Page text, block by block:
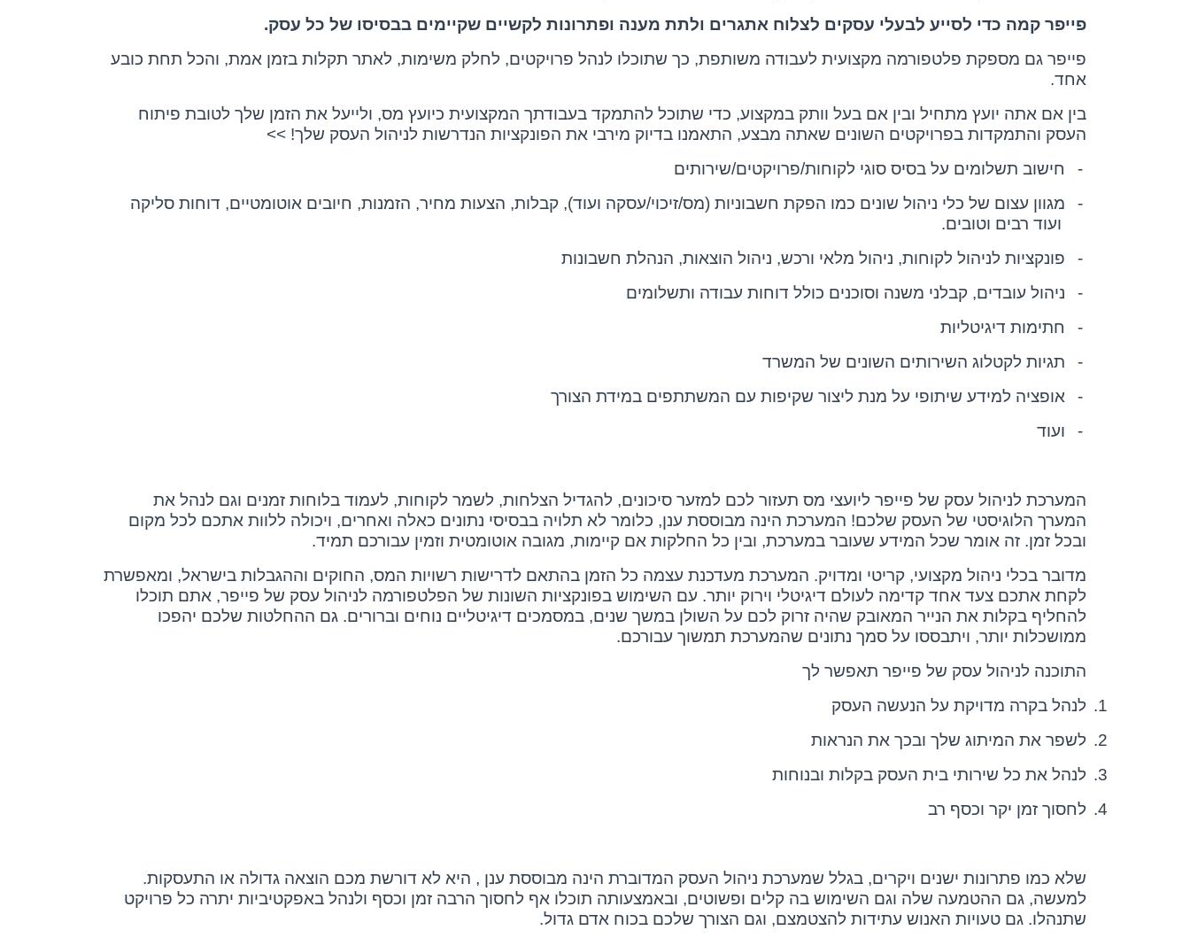
פייפר קמה כדי לסייע לבעלי עסקים לצלוח אתגרים ולתת מענה ופתרונות לקשיים שקיימים בבסיסו של כל עסק.
פייפר גם מספקת פלטפורמה מקצועית לעבודה משותפת, כך שתוכלו לנהל פרויקטים, לחלק משימות, לאתר תקלות בזמן אמת, והכל תחת כובע
אחד.
בין אם אתה יועץ מתחיל ובין אם בעל וותק במקצוע, כדי שתוכל להתמקד בעבודתך המקצועית כיועץ מס, ולייעל את הזמן שלך לטובת פיתוח
העסק והתמקדות בפרויקטים השונים שאתה מבצע, התאמנו בדיוק מירבי את הפונקציות הנדרשות לניהול העסק שלך! >>
-
חישוב תשלומים על בסיס סוגי לקוחות/פרויקטים/שירותים
-
מגוון עצום של כלי ניהול שונים כמו הפקת חשבוניות (מס/זיכוי/עסקה ועוד), קבלות, הצעות מחיר, הזמנות, חיובים אוטומטיים, דוחות סליקה
ועוד רבים וטובים.
-
פונקציות לניהול לקוחות, ניהול מלאי ורכש, ניהול הוצאות, הנהלת חשבונות
-
ניהול עובדים, קבלני משנה וסוכנים כולל דוחות עבודה ותשלומים
-
חתימות דיגיטליות
-
תגיות לקטלוג השירותים השונים של המשרד
-
אופציה למידע שיתופי על מנת ליצור שקיפות עם המשתתפים במידת הצורך
-
ועוד
המערכת לניהול עסק של פייפר ליועצי מס תעזור לכם למזער סיכונים, להגדיל הצלחות, לשמר לקוחות, לעמוד בלוחות זמנים וגם לנהל את
המערך הלוגיסטי של העסק שלכם! המערכת הינה מבוססת ענן, כלומר לא תלויה בבסיסי נתונים כאלה ואחרים, ויכולה ללוות אתכם לכל מקום
ובכל זמן. זה אומר שכל המידע שעובר במערכת, ובין כל החלקות אם קיימות, מגובה אוטומטית וזמין עבורכם תמיד.
מדובר בכלי ניהול מקצועי, קריטי ומדויק. המערכת מעדכנת עצמה כל הזמן בהתאם לדרישות רשויות המס, החוקים וההגבלות בישראל, ומאפשרת
לקחת אתכם צעד אחד קדימה לעולם דיגיטלי וירוק יותר. עם השימוש בפונקציות השונות של הפלטפורמה לניהול עסק של פייפר, אתם תוכלו
להחליף בקלות את הנייר המאובק שהיה זרוק לכם על השולן במשך שנים, במסמכים דיגיטליים נוחים וברורים. גם ההחלטות שלכם יהפכו
ממושכלות יותר, ויתבססו על סמך נתונים שהמערכת תמשוך עבורכם.
התוכנה לניהול עסק של פייפר תאפשר לך
1.
לנהל בקרה מדויקת על הנעשה העסק
2.
לשפר את המיתוג שלך ובכך את הנראות
3.
לנהל את כל שירותי בית העסק בקלות ובנוחות
4.
לחסוך זמן יקר וכסף רב
שלא כמו פתרונות ישנים ויקרים, בגלל שמערכת ניהול העסק המדוברת הינה מבוססת ענן , היא לא דורשת מכם הוצאה גדולה או התעסקות.
למעשה, גם ההטמעה שלה וגם השימוש בה קלים ופשוטים, ובאמצעותה תוכלו אף לחסוך הרבה זמן וכסף ולנהל באפקטיביות יתרה כל פרויקט
שתנהלו. גם טעויות האנוש עתידות להצטמצם, וגם הצורך שלכם בכוח אדם גדול.